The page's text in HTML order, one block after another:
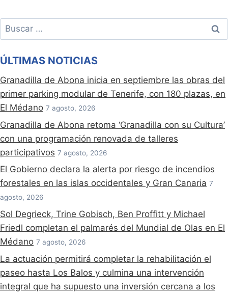
Buscar:
ÚLTIMAS NOTICIAS
Granadilla de Abona inicia en septiembre las obras del
primer parking modular de Tenerife, con 180 plazas, en
El Médano 7 agosto, 2026
Granadilla de Abona retoma ‘Granadilla con su Cultura’
con una programación renovada de talleres
participativos 7 agosto, 2026
El Gobierno declara la alerta por riesgo de incendios
forestales en las islas occidentales y Gran Canaria 7
agosto, 2026
Sol Degrieck, Trine Gobisch, Ben Proffitt y Michael
Friedl completan el palmarés del Mundial de Olas en El
Médano 7 agosto, 2026
La actuación permitirá completar la rehabilitación el
paseo hasta Los Balos y culmina una intervención
integral que ha supuesto una inversión cercana a los